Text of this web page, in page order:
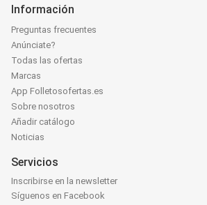
Información
Preguntas frecuentes
Anúnciate?
Todas las ofertas
Marcas
App Folletosofertas.es
Sobre nosotros
Añadir catálogo
Noticias
Servicios
Inscribirse en la newsletter
Síguenos en Facebook